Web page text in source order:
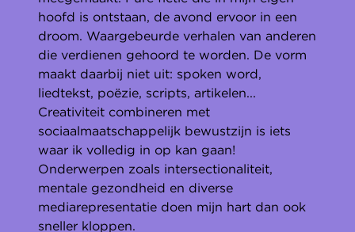
hoofd is ontstaan, de avond ervoor in een
droom. Waargebeurde verhalen van anderen
die verdienen gehoord te worden. De vorm
maakt daarbij niet uit: spoken word,
liedtekst, poëzie, scripts, artikelen...
Creativiteit combineren met
sociaalmaatschappelijk bewustzijn is iets
waar ik volledig in op kan gaan!
Onderwerpen zoals intersectionaliteit,
mentale gezondheid en diverse
mediarepresentatie doen mijn hart dan ook
sneller kloppen.